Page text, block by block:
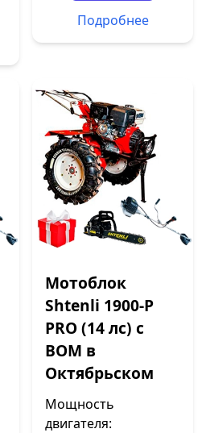
Подробнее
Мотоблок
Shtenli 1900-P
PRO (14 лс) с
ВОМ в
Октябрьском
Мощность
двигателя: